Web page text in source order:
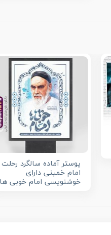
پوستر آماده سالگرد رحلت
امام خمینی دارای
خوشنویسی امام خوبی ها